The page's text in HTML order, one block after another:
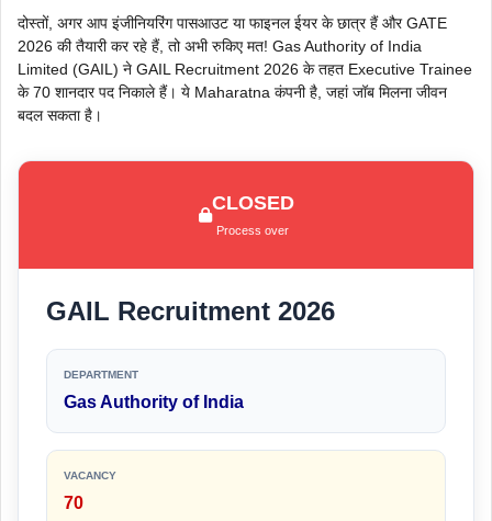
दोस्तों, अगर आप इंजीनियरिंग पासआउट या फाइनल ईयर के छात्र हैं और GATE
2026 की तैयारी कर रहे हैं, तो अभी रुकिए मत! Gas Authority of India
Limited (GAIL) ने GAIL Recruitment 2026 के तहत Executive Trainee
के 70 शानदार पद निकाले हैं। ये Maharatna कंपनी है, जहां जॉब मिलना जीवन
बदल सकता है।
CLOSED
Process over
GAIL Recruitment 2026
DEPARTMENT
Gas Authority of India
VACANCY
70